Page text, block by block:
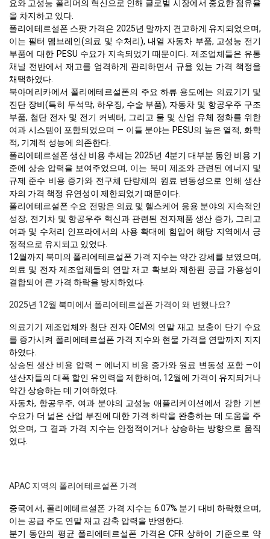
요와 고성능 폴리머의 혁신으로 인해 글로벌 시장에서 중요한 점유율
을 차지하고 있다.
폴리에테르설폰 스팟 가격은 2025년 말까지 견고하게 유지되었으며,
이는 필터 멤브레인(의료 및 수처리), 내열 자동차 부품, 고성능 전기
부품에 대한 PESU 수요가 지속되었기 때문이다. 제조업체들은 유통
채널 전반에서 재고를 엄격하게 관리하면서 규율 있는 가격 책정을
채택하였다.
북아메리카에서 폴리에테르설폰의 주요 하류 용도에는 의료기기 및
진단 장비(특히 투석막, 하우징, 수술 부품), 자동차 및 항공우주 구조
부품, 첨단 전자 및 전기 커넥터, 그리고 물 및 산업 유체 정화를 위한
여과 시스템이 포함되었으며 — 이들 분야는 PESU의 높은 열적, 화학
적, 기계적 성능에 의존한다.
폴리에테르설폰 생산 비용 추세는 2025년 4분기 대부분 동안 비용 기
준에 상승 압력을 보여주었으며, 이는 북미 제조와 관련된 에너지 및
규제 준수 비용 증가와 전구체 단량체의 원료 변동성으로 인해 생산
자의 가격 책정 유연성이 제한되었기 때문이다.
폴리에테르설폰 수요 전망은 의료 및 헬스케어 응용 분야의 지속적인
성장, 전기차 및 항공우주 혁신과 관련된 전자제품 생산 증가, 그리고
여과 및 수처리 인프라에서의 사용 확대에 힘입어 해당 지역에서 긍
정적으로 유지되고 있었다.
12월까지 북미의 폴리에테르설폰 가격 지수는 약간 강세를 보였으며,
의료 및 전자 제조업체들의 연말 재고 확보와 제한된 공급 가용성이
결합되어 큰 가격 하락을 방지하였다.
2025년 12월 북미에서 폴리에테르설폰 가격이 왜 변했나요?
의료기기 제조업체와 첨단 전자 OEM의 연말 재고 보충이 단기 수요
를 증가시켜 폴리에테르설폰 가격 지수와 현물 가격을 연말까지 지지
하였다.
상승된 생산 비용 압력 — 에너지 비용 증가와 원료 변동성 포함 —이
생산자들의 대폭 할인 유인력을 제한하여, 12월에 가격이 유지되거나
약간 상승하는 데 기여하였다.
자동차, 항공우주, 여과 분야의 고성능 애플리케이션에서 강한 기본
수요가 더 넓은 산업 부진에 대한 가격 하락을 완충하는 데 도움을 주
었으며, 그 결과 가격 지수는 안정적이거나 상승하는 방향으로 움직
였다.
APAC 지역의 폴리에테르설폰 가격
중국에서, 폴리에테르설폰 가격 지수는 6.07% 분기 대비 하락했으며,
이는 공급 주도 연말 재고 감축 압력을 반영한다.
분기 동안의 평균 폴리에테르설폰 가격은 CFR 상하이 기준으로 약